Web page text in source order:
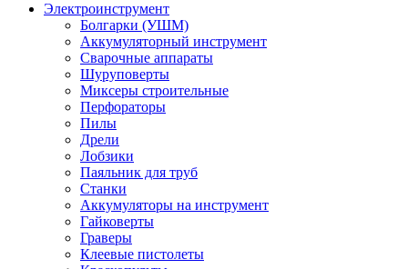
Электроинструмент
Болгарки (УШМ)
Аккумуляторный инструмент
Сварочные аппараты
Шуруповерты
Миксеры строительные
Перфораторы
Пилы
Дрели
Лобзики
Паяльник для труб
Станки
Аккумуляторы на инструмент
Гайковерты
Граверы
Клеевые пистолеты